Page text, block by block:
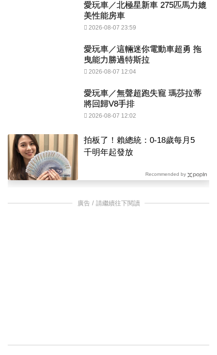
愛玩車／北極星新車 275匹馬力媲
美性能房車
2026-08-07 23:59
愛玩車／這輛迷你電動車超勇 拖
曳能力勝過特斯拉
2026-08-07 12:04
愛玩車／無聲超跑失寵 瑪莎拉蒂
將回歸V8手排
2026-08-07 12:02
拍板了！賴總統：0-18歲每月5
千明年起發放
Recommended by
廣告 / 請繼續往下閱讀